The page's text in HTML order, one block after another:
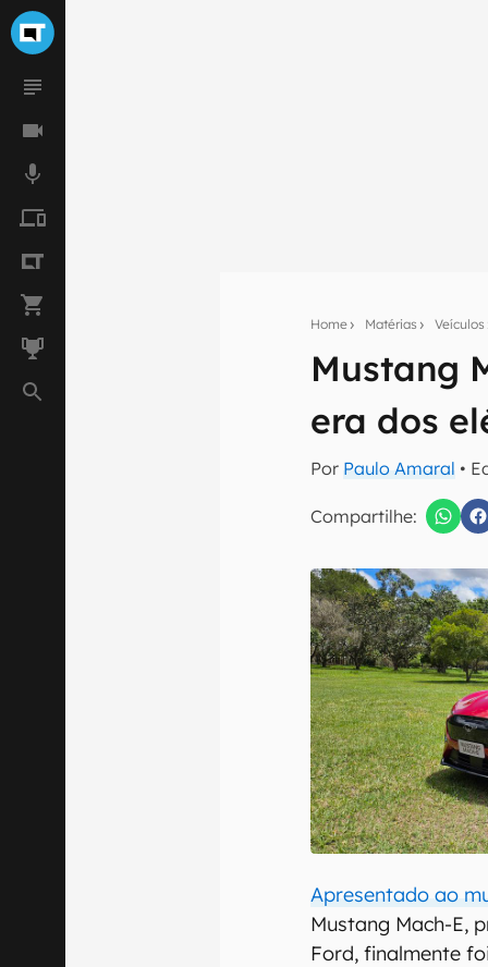
Home Matérias Veículos
Mustang
era dos
Por Paulo Amaral •
Compartilhe:
Seu
Assine a
Confirmo que
Apresentado ao
Mustang Mach-E,
Ford, finalmente